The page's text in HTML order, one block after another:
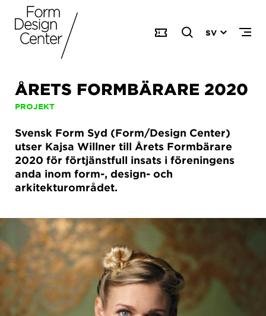
SV
ÅRETS FORMBÄRARE 2020
PROJEKT
Svensk Form Syd (Form/Design Center)
utser Kajsa Willner till Årets Formbärare
2020 för förtjänstfull insats i föreningens
anda inom form-, design- och
arkitekturområdet.